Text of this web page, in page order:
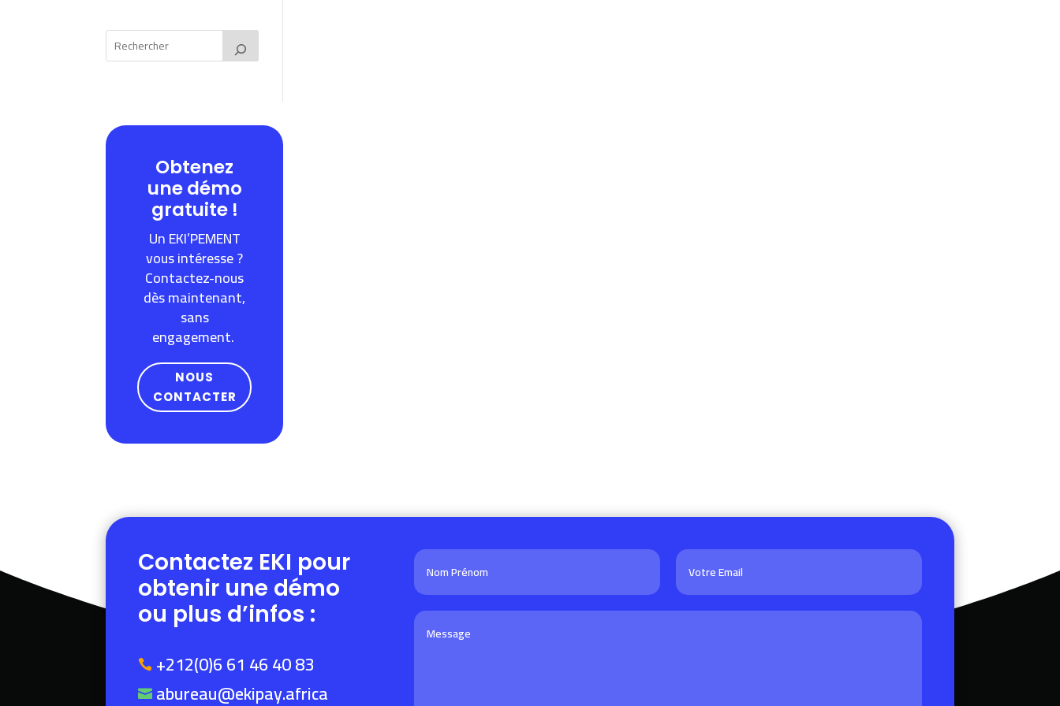
Obtenez
une démo
gratuite !
Un EKI’PEMENT
vous intéresse ?
Contactez-nous
dès maintenant,
sans
engagement.
NOUS
CONTACTER
Contactez EKI pour
obtenir une démo
ou plus d’infos :
 +212(0)6 61 46 40 83
 abureau@ekipay.africa